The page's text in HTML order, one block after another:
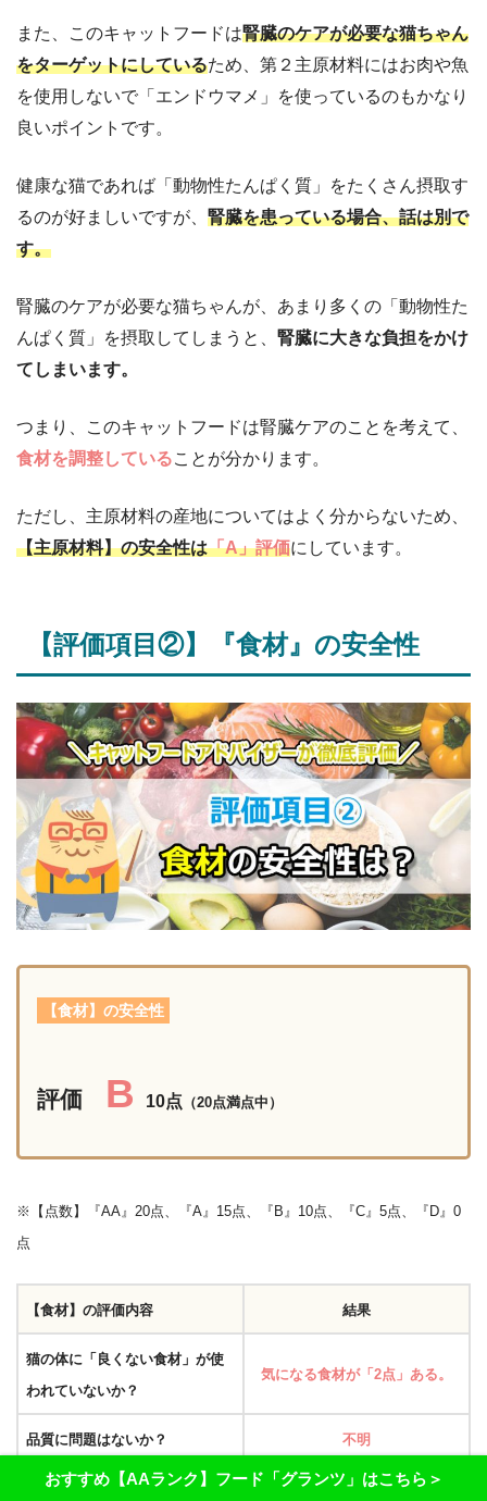
また、このキャットフードは腎臓のケアが必要な猫ちゃん
をターゲットにしているため、第２主原材料にはお肉や魚
を使用しないで「エンドウマメ」を使っているのもかなり
良いポイントです。
健康な猫であれば「動物性たんぱく質」をたくさん摂取す
るのが好ましいですが、 腎臓を患っている場合、話は別で
す。
腎臓のケアが必要な猫ちゃんが、あまり多くの「動物性た
んぱく質」を摂取してしまうと、 腎臓に大きな負担をかけ
てしまいます。
つまり、このキャットフードは腎臓ケアのことを考えて、
食材を調整していることが分かります。
ただし、主原材料の産地についてはよく分からないため、
【主原材料】の安全性は「A」評価にしています。
【評価項目②】『食材』の安全性
【食材】の安全性
評価 B 10点 （20点満点中）
※【点数】『AA』20点、『A』15点、『B』10点、『C』5点、『D』0
点
【食材】の評価内容 結果
猫の体に「良くない食材」が使
われていないか？
気になる食材が「2点」ある。
品質に問題はないか？ 不明
食材の産地は？ 不明
おすすめ【AAランク】フード「グランツ」はこちら＞